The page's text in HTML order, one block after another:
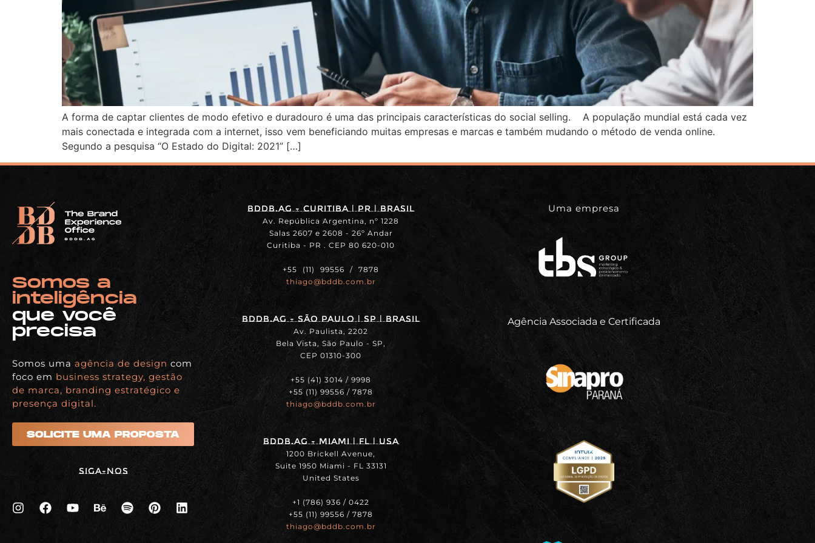
A forma de captar clientes de modo efetivo e duradouro é uma das principais características do social selling. A população mundial está cada vez
mais conectada e integrada com a internet, isso vem beneficiando muitas empresas e marcas e também mudando o método de venda online.
Segundo a pesquisa “O Estado do Digital: 2021” […]
Somos a
inteligência
que você
precisa
Somos uma agência de design com
foco em business strategy, gestão
de marca, branding estratégico e
presença digital.
SOLICITE UMA PROPOSTA
Siga-nos
BDDB.ag - Curitiba | PR | BRASIL
Av. República Argentina, nº 1228
Salas 2607 e 2608 - 26º Andar
Curitiba - PR . CEP 80 620-010
+55 (11) 99556 / 7878
thiago@bddb.com.br
BDDB.ag - SÃO PAULO | SP | BRASIL
Av. Paulista, 2202
Bela Vista, São Paulo - SP,
CEP 01310-300
+55 (41) 3014 / 9998
+55 (11) 99556 / 7878
thiago@bddb.com.br
BDDB.ag - MIAMI | FL | USA
1200 Brickell Avenue,
Suite 1950 Miami - FL 33131
United States
+1 (786) 936 / 0422
+55 (11) 99556 / 7878
thiago@bddb.com.br
Uma empresa
Agência Associada e Certificada